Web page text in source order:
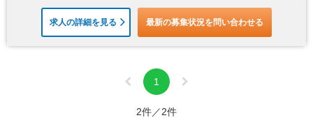
求人の詳細を見る 最新の募集状況を問い合わせる
1
2件／2件